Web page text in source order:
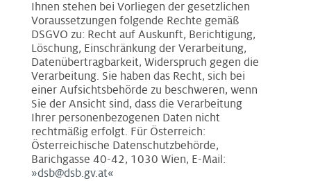
Ihnen stehen bei Vorliegen der gesetzlichen
Voraussetzungen folgende Rechte gemäß
DSGVO zu: Recht auf Auskunft, Berichtigung,
Löschung, Einschränkung der Verarbeitung,
Datenübertragbarkeit, Widerspruch gegen die
Verarbeitung. Sie haben das Recht, sich bei
einer Aufsichtsbehörde zu beschweren, wenn
Sie der Ansicht sind, dass die Verarbeitung
Ihrer personenbezogenen Daten nicht
rechtmäßig erfolgt. Für Österreich:
Österreichische Datenschutzbehörde,
Barichgasse 40-42, 1030 Wien, E-Mail:
dsb@dsb.gv.at